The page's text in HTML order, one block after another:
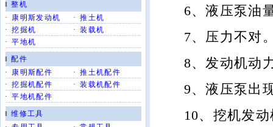
‖整机
· 康明斯发动机 ·推土机
·挖掘机 ·装载机
·平地机
‖配件
· 康明斯配件 ·推土机配件
·挖掘机配件 ·装载机配件
·平地机配件
‖维修工具
6、液压泵油量
7、压力不对
8、发动机动
9、液压泵出
10、挖机发动